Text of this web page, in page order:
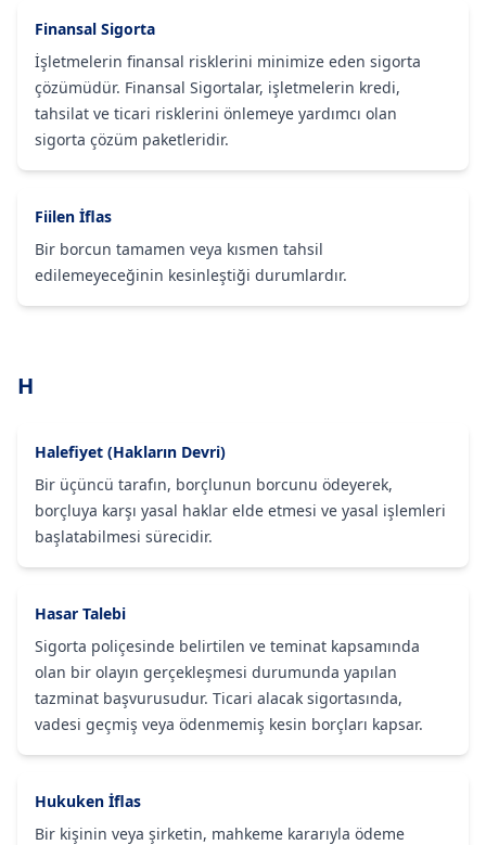
Finansal Sigorta
İşletmelerin finansal risklerini minimize eden sigorta
çözümüdür. Finansal Sigortalar, işletmelerin kredi,
tahsilat ve ticari risklerini önlemeye yardımcı olan
sigorta çözüm paketleridir.
Fiilen İflas
Bir borcun tamamen veya kısmen tahsil
edilemeyeceğinin kesinleştiği durumlardır.
H
Halefiyet (Hakların Devri)
Bir üçüncü tarafın, borçlunun borcunu ödeyerek,
borçluya karşı yasal haklar elde etmesi ve yasal işlemleri
başlatabilmesi sürecidir.
Hasar Talebi
Sigorta poliçesinde belirtilen ve teminat kapsamında
olan bir olayın gerçekleşmesi durumunda yapılan
tazminat başvurusudur. Ticari alacak sigortasında,
vadesi geçmiş veya ödenmemiş kesin borçları kapsar.
Hukuken İflas
Bir kişinin veya şirketin, mahkeme kararıyla ödeme